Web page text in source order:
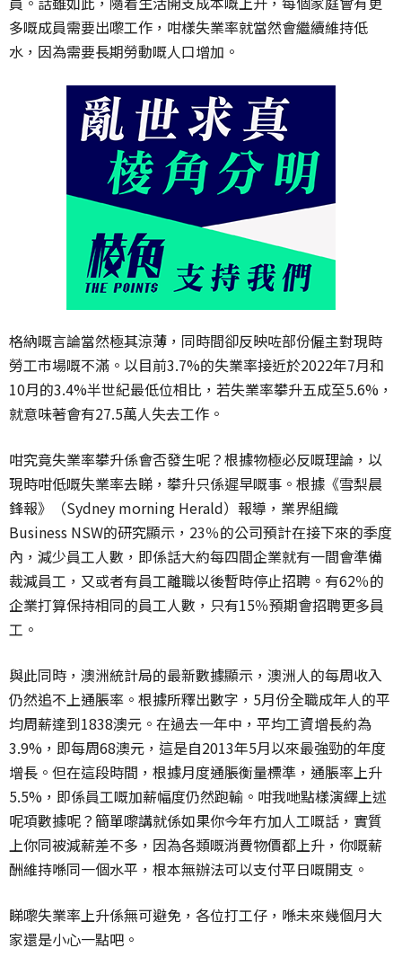
多嘅成員需要出嚟工作，咁樣失業率就當然會繼續維持低
水，因為需要長期勞動嘅人口增加。
格納嘅言論當然極其涼薄，同時間卻反映咗部份僱主對現時
勞工市場嘅不滿。以目前3.7%的失業率接近於2022年7月和
10月的3.4%半世紀最低位相比，若失業率攀升五成至5.6%，
就意味著會有27.5萬人失去工作。
咁究竟失業率攀升係會否發生呢？根據物極必反嘅理論，以
現時咁低嘅失業率去睇，攀升只係遲早嘅事。根據《雪梨晨
鋒報》（Sydney morning Herald）報導，業界組織
Business NSW的研究顯示，23％的公司預計在接下來的季度
內，減少員工人數，即係話大約每四間企業就有一間會準備
裁減員工，又或者有員工離職以後暫時停止招聘。有62％的
企業打算保持相同的員工人數，只有15％預期會招聘更多員
工。
與此同時，澳洲統計局的最新數據顯示，澳洲人的每周收入
仍然追不上通脹率。根據所釋出數字，5月份全職成年人的平
均周薪達到1838澳元。在過去一年中，平均工資增長約為
3.9%，即每周68澳元，這是自2013年5月以來最強勁的年度
增長。但在這段時間，根據月度通脹衡量標準，通脹率上升
5.5%，即係員工嘅加薪幅度仍然跑輸。咁我哋點樣演繹上述
呢項數據呢？簡單嚟講就係如果你今年冇加人工嘅話，實質
上你同被減薪差不多，因為各類嘅消費物價都上升，你嘅薪
酬維持喺同一個水平，根本無辦法可以支付平日嘅開支。
睇嚟失業率上升係無可避免，各位打工仔，喺未來幾個月大
家還是小心一點吧。